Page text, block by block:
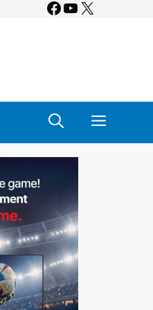
Facebook
YouTube
X